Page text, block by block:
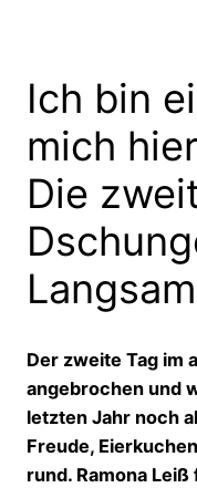
Ich bin
mich
Die
Der zweite Tag im
angebrochen und
letzten Jahr noch
Freude,
rund. Ramona